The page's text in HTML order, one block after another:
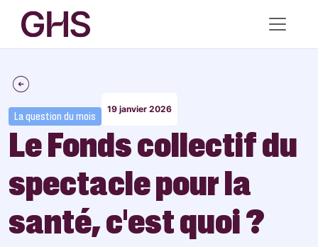
La question du mois
19 janvier 2026
Le Fonds collectif du
spectacle pour la
santé, c’est quoi ?